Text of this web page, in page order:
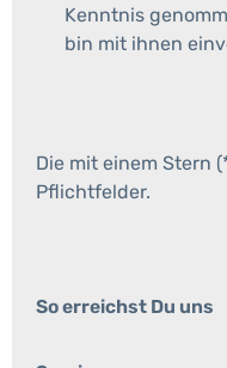
Kenntnis
bin mit ihnen
Die mit einem Stern
Pflichtfelder.
So erreichst Du uns